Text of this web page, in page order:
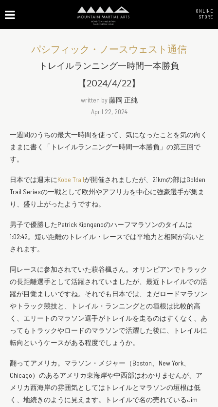
ONLINE
STORE
パシフィック・ノースウェスト通信
トレイルランニング一時間一本勝負
【2024/4/22】
written by藤岡 正純
April 22, 2024
一週間のうちの最大一時間を使って、気になったことを気の向く
ままに書く「トレイルランニング一時間一本勝負」の第三回で
す。
日本では週末にKobe Trailが開催されましたが、21kmの部はGolden
Trail Seriesの一戦として欧州やアフリカを中心に強豪選手が集ま
り、盛り上がったようですね。
男子で優勝したPatrick Kipngenoのハーフマラソンのタイムは
1:02:42。短い距離のトレイル・レースでは平地力と相関が高いと
されます。
同レースに参加されていた萩谷楓さん。オリンピアンでトラック
の長距離選手として活躍されていましたが、最近トレイルでの活
躍が目覚ましいですね。それでも日本では、まだロードマラソン
やトラック競技と、トレイル・ランニングとの垣根は比較的高
く、エリートのマラソン選手がトレイルを走るのはすくなく、あ
ってもトラックやロードのマラソンで活躍した後に、トレイルに
転向というケースがある程度でしょうか。
翻ってアメリカ。マラソン・メジャー（Boston、New York、
Chicago）のあるアメリカ東海岸や中西部はわかりませんが、ア
メリカ西海岸の雰囲気としてはトレイルとマラソンの垣根は低
く、地続きのように見えます。トレイルで名の売れているJim